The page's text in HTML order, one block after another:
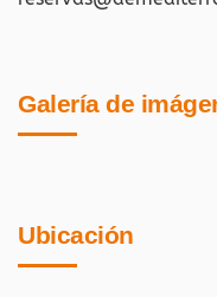
Galería de
Ubicación